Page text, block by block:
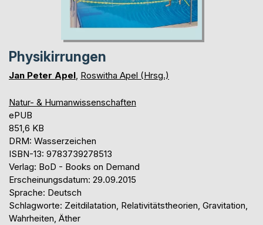
Physikirrungen
Jan Peter Apel, Roswitha Apel (Hrsg.)
Natur- & Humanwissenschaften
ePUB
851,6 KB
DRM: Wasserzeichen
ISBN-13: 9783739278513
Verlag: BoD - Books on Demand
Erscheinungsdatum: 29.09.2015
Sprache: Deutsch
Schlagworte: Zeitdilatation, Relativitätstheorien, Gravitation,
Wahrheiten, Äther